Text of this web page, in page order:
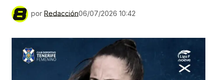
por Redacción06/07/2026 10:42